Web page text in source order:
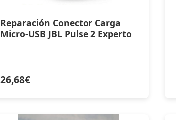
Reparación Conector Carga
Micro-USB JBL Pulse 2 Experto
26,68€